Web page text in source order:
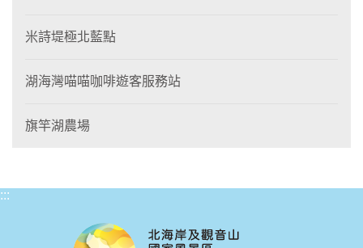
米詩堤極北藍點
湖海灣喵喵咖啡遊客服務站
旗竿湖農場
:::